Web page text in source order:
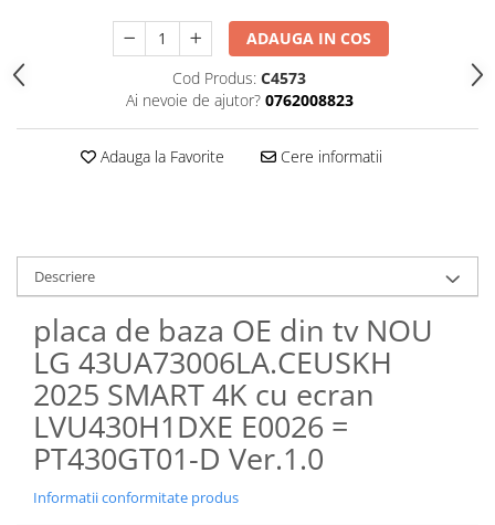
ADAUGA IN COS
Cod Produs: C4573
Ai nevoie de ajutor? 0762008823
Adauga la Favorite Cere informatii
Descriere
placa de baza OE din tv NOU
LG 43UA73006LA.CEUSKH
2025 SMART 4K cu ecran
LVU430H1DXE E0026 =
PT430GT01-D Ver.1.0
Informatii conformitate produs